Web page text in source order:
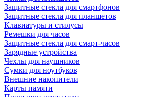
Защитные стекла для смартфонов
Защитные стекла для планшетов
Клавиатуры и стилусы
Ремешки для часов
Защитные стекла для смарт-часов
Зарядные устройства
Чехлы для наушников
Сумки для ноутбуков
Внешние накопители
Карты памяти